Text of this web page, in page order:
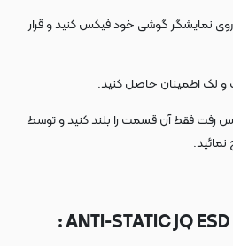
روی نمایشگر گوشی خود فیکس کنید و قرار
و لک اطمینان حاصل کنید.
گلس رفت فقط آن قسمت را بلند کنید و توسط
نمائید.
ANTI-STATIC JQ